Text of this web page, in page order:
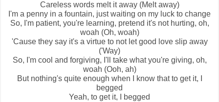
Careless words melt it away (Melt away)
I'm a penny in a fountain, just waiting on my luck to change
So, I'm patient, you're learning, pretend it's not hurting, oh,
woah (Oh, woah)
'Cause they say it's a virtue to not let good love slip away
('Way)
So, I'm cool and forgiving, I'll take what you're giving, oh,
woah (Ooh, ah)
But nothing's quite enough when I know that to get it, I
begged
Yeah, to get it, I begged